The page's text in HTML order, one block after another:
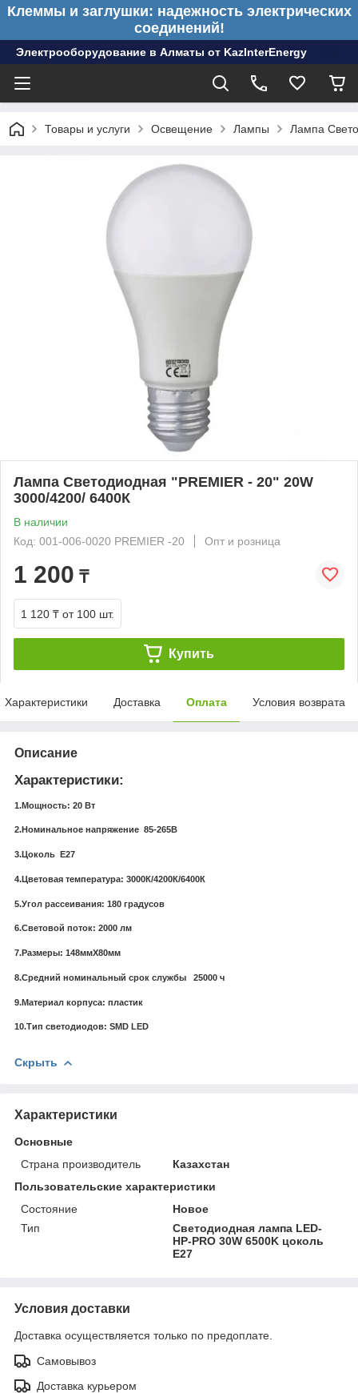
Клеммы и заглушки: надежность электрических
соединений!
Электрооборудование в Алматы от KazInterEnergy
Товары и услуги Освещение Лампы Лампа
Лампа Светодиодная "PREMIER - 20" 20W
3000/4200/ 6400К
В наличии
Код: 001-006-0020 PREMIER -20
Опт и розница
1 200 ₸
1 120 ₸ от 100 шт.
Купить
Характеристики Доставка Оплата Условия возврата
Описание
Характеристики:
1.Мощность: 20 Вт
2.Номинальное напряжение 85-265В
3.Цоколь Е27
4.Цветовая температура: 3000К/4200К/6400К
5.Угол рассеивания: 180 градусов
6.Световой поток: 2000 лм
7.Размеры: 148ммХ80мм
8.Средний номинальный срок службы 25000 ч
9.Материал корпуса: пластик
10.Тип светодиодов: SMD LED
Скрыть
Характеристики
Основные
Страна производитель
Казахстан
Пользовательские характеристики
Состояние
Новое
Тип
Светодиодная лампа LED-
HP-PRO 30W 6500K цоколь
E27
Условия доставки
Доставка осуществляется только по предоплате.
Самовывоз
Доставка курьером